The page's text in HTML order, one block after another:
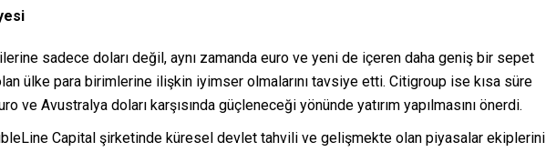
sadece doları değil, aynı zamanda euro ve yeni de içeren daha geniş bir sepet
ülke para birimlerine ilişkin iyimser olmalarını tavsiye etti. Citigroup ise kısa süre
ve Avustralya doları karşısında güçleneceği yönünde yatırım yapılmasını önerdi.
Capital şirketinde küresel devlet tahvili ve gelişmekte olan piyasalar ekiplerini